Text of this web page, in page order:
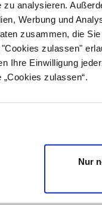
analysieren.
Werbung und
zusammen, die
zulassen"
Ihre Einwilligung
zulassen“.
Nur